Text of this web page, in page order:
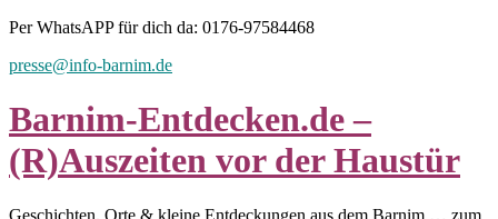
Skip
content
Per WhatsAPP für dich da: 0176-97584468
presse@info-barnim.de
Barnim-Entdecken.de –
(R)Auszeiten vor der Haustür
Geschichten, Orte & kleine Entdeckungen aus dem Barnim … zum